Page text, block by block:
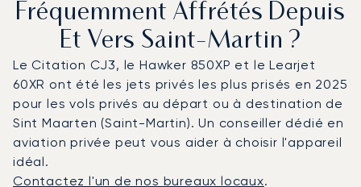
Fréquemment Affrétés Depuis
Et Vers Saint-Martin ?
Le Citation CJ3, le Hawker 850XP et le Learjet
60XR ont été les jets privés les plus prisés en 2025
pour les vols privés au départ ou à destination de
Sint Maarten (Saint-Martin). Un conseiller dédié en
aviation privée peut vous aider à choisir l'appareil
idéal.
Contactez l'un de nos bureaux locaux.